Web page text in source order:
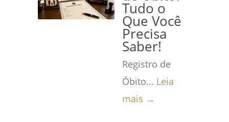
Tudo o
Que Você
Precisa
Saber!
Registro de
Óbito... Leia
mais →